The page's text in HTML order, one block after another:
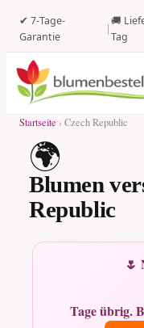
✔ 7-Tage-
Garantie
|
🚚
Tag
Startseite › Czech Republic
🌍
Blumen
Republic
🌷
Tage übrig.